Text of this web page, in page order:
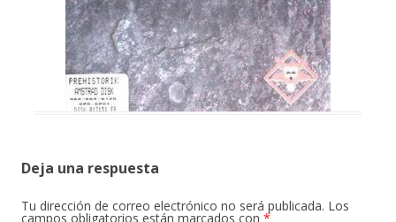
Deja una respuesta
Tu dirección de correo electrónico no será publicada. Los
campos obligatorios están marcados con *